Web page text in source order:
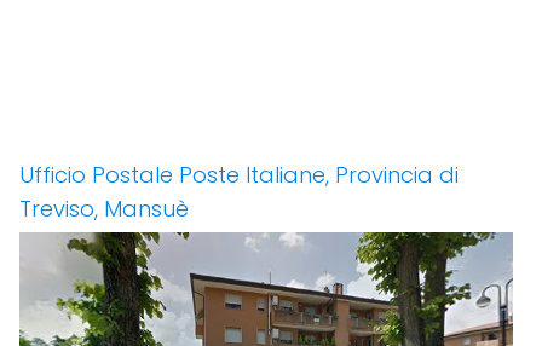
Ufficio Postale Poste Italiane, Provincia di
Treviso, Mansuè